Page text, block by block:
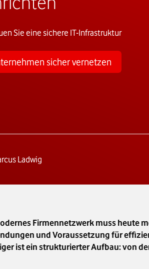
Sie eine sichere IT-Infrastruktur
sicher vernetzen
Ladwig
Firmennetzwerk muss heute
und Voraussetzung für
ist ein strukturierter Aufbau: von